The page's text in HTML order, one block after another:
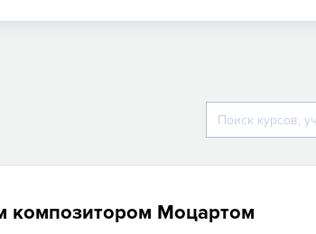
композитором Моцартом